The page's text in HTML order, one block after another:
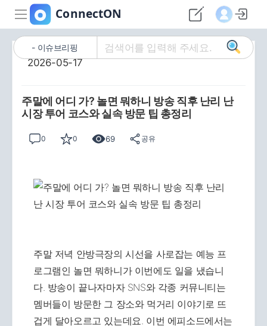
이슈브리핑
2026-05-17
주말에 어디 가? 놀면 뭐하니 방송 직후 난리 난
시장 투어 코스와 실속 방문 팁 총정리
0 0 69 공유
주말 저녁 안방극장의 시선을 사로잡는 예능 프
로그램인 놀면 뭐하니가 이번에도 일을 냈습니
다. 방송이 끝나자마자 SNS와 각종 커뮤니티는
멤버들이 방문한 그 장소와 먹거리 이야기로 뜨
겁게 달아오르고 있는데요. 이번 에피소드에서는